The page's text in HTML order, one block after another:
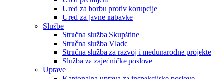
Ured za borbu protiv korupcije
Ured za javne nabavke
Službe
Stručna služba Skupštine
Stručna služba Vlade
Stručna služba za razvoj i međunarodne projekte
Služba za zajedničke poslove
Uprave